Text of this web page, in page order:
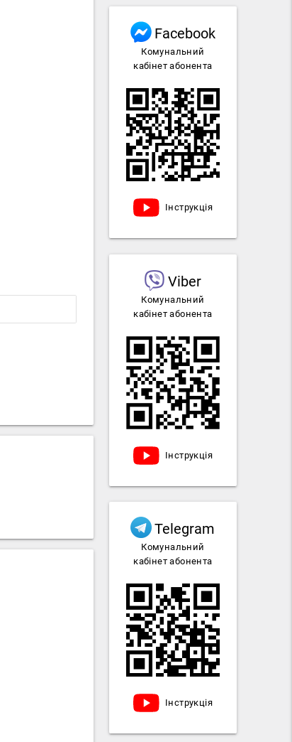
Facebook
Комунальний
кабінет абонента
Інструкція
Viber
Комунальний
кабінет абонента
Інструкція
Telegram
Комунальний
кабінет абонента
Інструкція